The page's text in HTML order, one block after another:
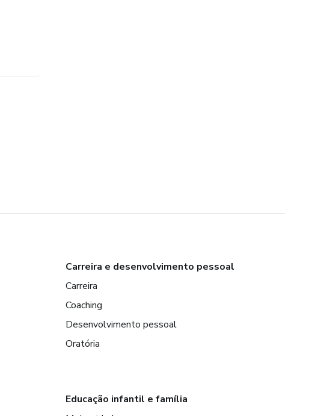
Carreira e desenvolvimento pessoal
Carreira
Coaching
Desenvolvimento pessoal
Oratória
Educação infantil e família